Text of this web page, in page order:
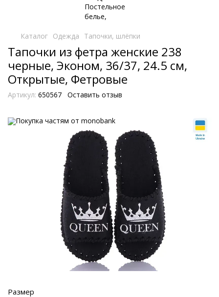
Каталог Одежда Тапочки, шлёпки
Тапочки из фетра женские 238
черные, Эконом, 36/37, 24.5 см,
Открытые, Фетровые
Артикул: 650567 Оставить отзыв
Размер